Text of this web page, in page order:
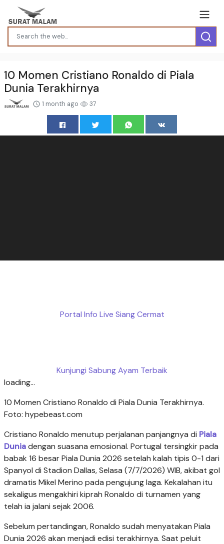
10 Momen Cristiano Ronaldo di Piala
Dunia Terakhirnya
1 month ago 37
Portal Info Live Siang Cermat
Kunjungi Sabung Ayam Terbaik
loading...
10 Momen Cristiano Ronaldo di Piala Dunia Terakhirnya.
Foto: hypebeast.com
Cristiano Ronaldo menutup perjalanan panjangnya di Piala
Duniadengan suasana emosional. Portugal tersingkir pada
babak 16 besar Piala Dunia 2026 setelah kalah tipis 0-1 dari
Spanyol di Stadion Dallas, Selasa (7/7/2026) WIB, akibat gol
dramatis Mikel Merino pada pengujung laga. Kekalahan itu
sekaligus mengakhiri kiprah Ronaldo di turnamen yang
telah ia jalani sejak 2006.
Sebelum pertandingan, Ronaldo sudah menyatakan Piala
Dunia 2026 akan menjadi edisi terakhirnya. Saat peluit